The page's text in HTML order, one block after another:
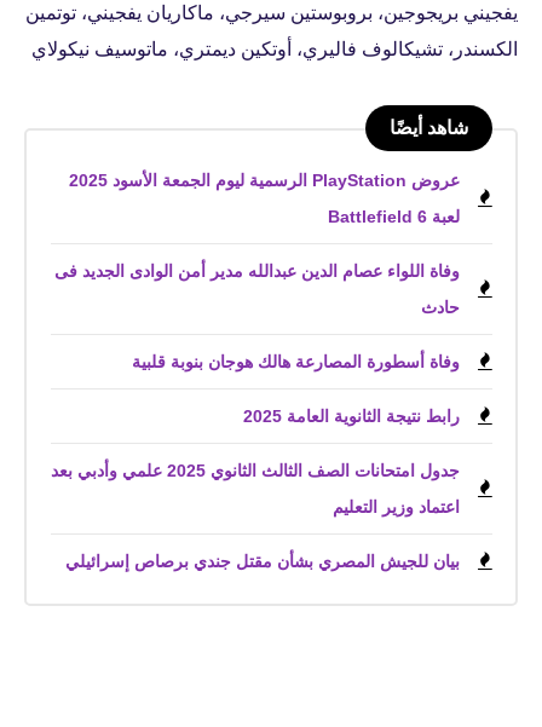
يفجيني بريجوجين، بروبوستين سيرجي، ماكاريان يفجيني، توتمين
الكسندر، تشيكالوف فاليري، أوتكين ديمتري، ماتوسيف نيكولاي
شاهد أيضًا
عروض PlayStation الرسمية ليوم الجمعة الأسود 2025
لعبة Battlefield 6
وفاة اللواء عصام الدين عبدالله مدير أمن الوادى الجديد فى
حادث
وفاة أسطورة المصارعة هالك هوجان بنوبة قلبية
رابط نتيجة الثانوية العامة 2025
جدول امتحانات الصف الثالث الثانوي 2025 علمي وأدبي بعد
اعتماد وزير التعليم
بيان للجيش المصري بشأن مقتل جندي برصاص إسرائيلي